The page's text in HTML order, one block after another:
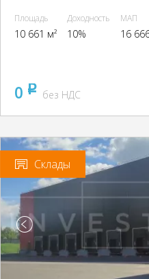
Площадь
10 661 м²
Доходность
10%
МАП
16
0 pуббез НДС
Склады